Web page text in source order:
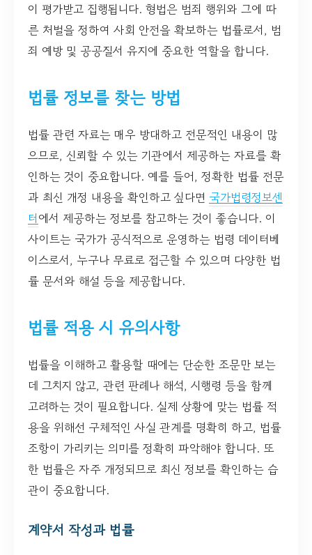
이 평가받고 집행됩니다. 형법은 범죄 행위와 그에 따
른 처벌을 정하여 사회 안전을 확보하는 법률로서, 범
죄 예방 및 공공질서 유지에 중요한 역할을 합니다.
법률 정보를 찾는 방법
법률 관련 자료는 매우 방대하고 전문적인 내용이 많
으므로, 신뢰할 수 있는 기관에서 제공하는 자료를 확
인하는 것이 중요합니다. 예를 들어, 정확한 법률 전문
과 최신 개정 내용을 확인하고 싶다면 국가법령정보센
터에서 제공하는 정보를 참고하는 것이 좋습니다. 이
사이트는 국가가 공식적으로 운영하는 법령 데이터베
이스로서, 누구나 무료로 접근할 수 있으며 다양한 법
률 문서와 해설 등을 제공합니다.
법률 적용 시 유의사항
법률을 이해하고 활용할 때에는 단순한 조문만 보는
데 그치지 않고, 관련 판례나 해석, 시행령 등을 함께
고려하는 것이 필요합니다. 실제 상황에 맞는 법률 적
용을 위해선 구체적인 사실 관계를 명확히 하고, 법률
조항이 가리키는 의미를 정확히 파악해야 합니다. 또
한 법률은 자주 개정되므로 최신 정보를 확인하는 습
관이 중요합니다.
계약서 작성과 법률